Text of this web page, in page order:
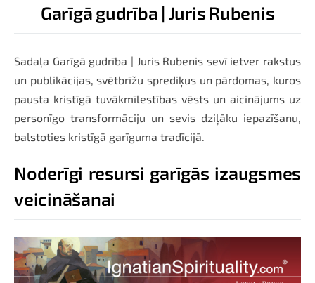
Garīgā gudrība | Juris Rubenis
Sadaļa Garīgā gudrība | Juris Rubenis sevī ietver rakstus
un publikācijas, svētbrīžu sprediķus un pārdomas, kuros
pausta kristīgā tuvākmīlestības vēsts un aicinājums uz
personīgo transformāciju un sevis dziļāku iepazīšanu,
balstoties kristīgā garīguma tradīcijā.
Noderīgi resursi garīgās izaugsmes
veicināšanai